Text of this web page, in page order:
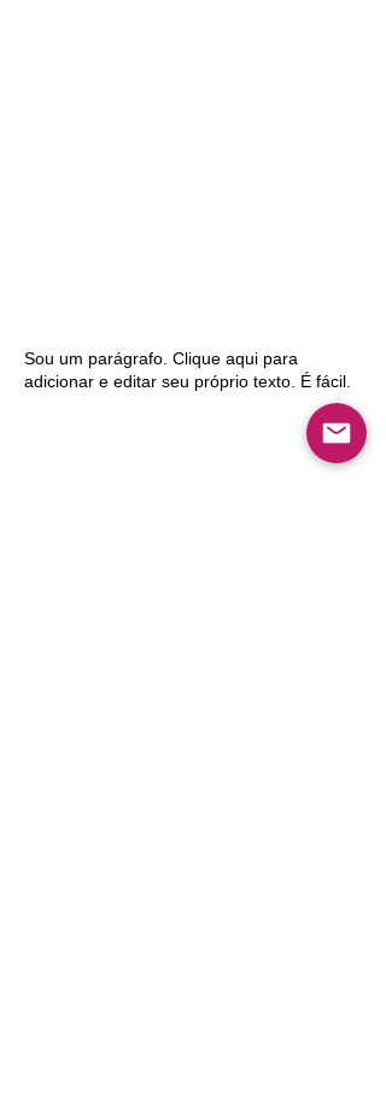
Sou um parágrafo. Clique aqui para
adicionar e editar seu próprio texto. É fácil.